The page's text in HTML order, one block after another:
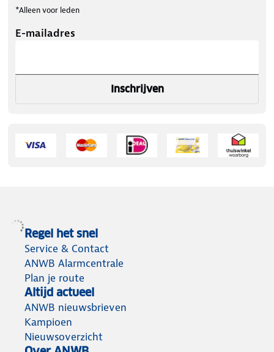
*Alleen voor leden
E-mailadres
Inschrijven
Regel het snel
Service & Contact
ANWB Alarmcentrale
Plan je route
Altijd actueel
ANWB nieuwsbrieven
Kampioen
Nieuwsoverzicht